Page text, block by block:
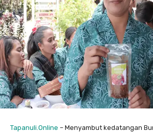
Tapanuli.Online – Menyambut kedatangan